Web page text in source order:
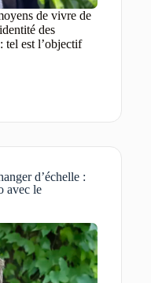
de vivre de
des
tel est l’objectif
d’échelle :
avec le